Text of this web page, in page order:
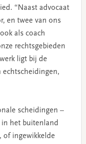
“Naast advocaat
en twee van ons
als coach
rechtsgebieden
ligt bij de
echtscheidingen,
scheidingen –
het buitenland
of ingewikkelde